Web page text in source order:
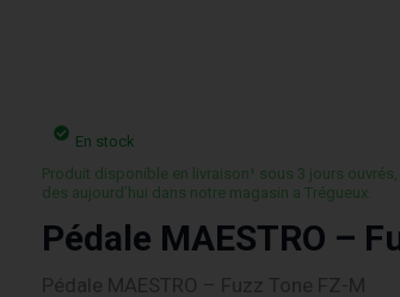
En stock
Produit disponible en livraison¹ sous 3 jours
des aujourd’hui dans notre magasin a Trégueux.
Pédale MAESTRO –
Pédale MAESTRO – Fuzz Tone FZ-M